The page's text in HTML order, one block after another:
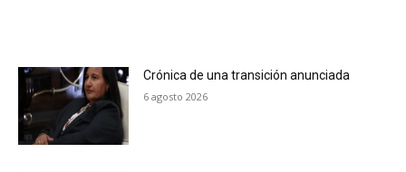
Crónica de una transición anunciada
6 agosto 2026